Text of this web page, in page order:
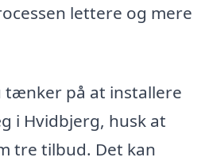
lettere og mere
tænker på at installere
i Hvidbjerg, husk at
tre tilbud. Det kan